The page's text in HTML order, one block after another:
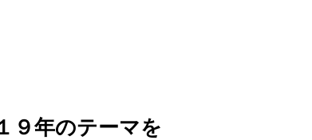
９年のテーマを